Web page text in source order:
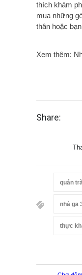
thích khám
mua những
thân hoặc
Xem thêm:
Share:
quán
nhà ga
thực